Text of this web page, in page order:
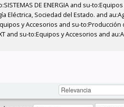
DE ENERGIA and su-
Sociedad del Estado. and
y Accesorios and su-to:Producción
and su-to:Equipos y Accesorios and